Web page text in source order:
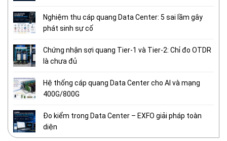
Nghiệm thu cáp quang Data Center: 5 sai lầm gây
phát sinh sự cố
Chứng nhận sợi quang Tier-1 và Tier-2: Chỉ đo OTDR
là chưa đủ
Hệ thống cáp quang Data Center cho AI và mạng
400G/800G
Đo kiểm trong Data Center – EXFO giải pháp toàn
diện